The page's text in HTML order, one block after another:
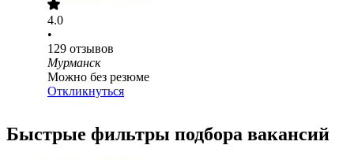
4.0
•
129 отзывов
Мурманск
Можно без резюме
Откликнуться
Быстрые фильтры подбора вакансий